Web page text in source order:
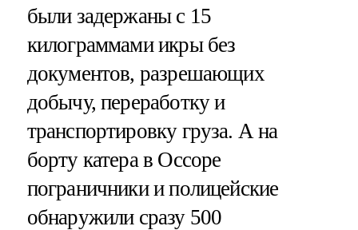
были задержаны с 15
килограммами икры без
документов, разрешающих
добычу, переработку и
транспортировку груза. А на
борту катера в Оссоре
пограничники и полицейские
обнаружили сразу 500